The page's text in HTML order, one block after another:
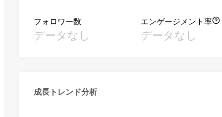
フォロワー数
データなし
エンゲージメント率
データなし
成長トレンド分析